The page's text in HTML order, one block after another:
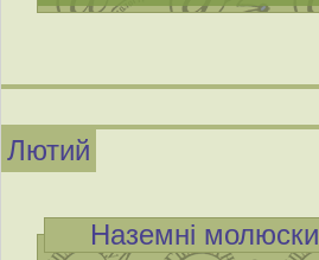
Лютий
Наземні молюски